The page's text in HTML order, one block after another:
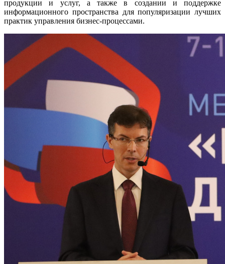
продукции и услуг, а также в создании и поддержке
информационного пространства для популяризации лучших
практик управления бизнес-процессами.